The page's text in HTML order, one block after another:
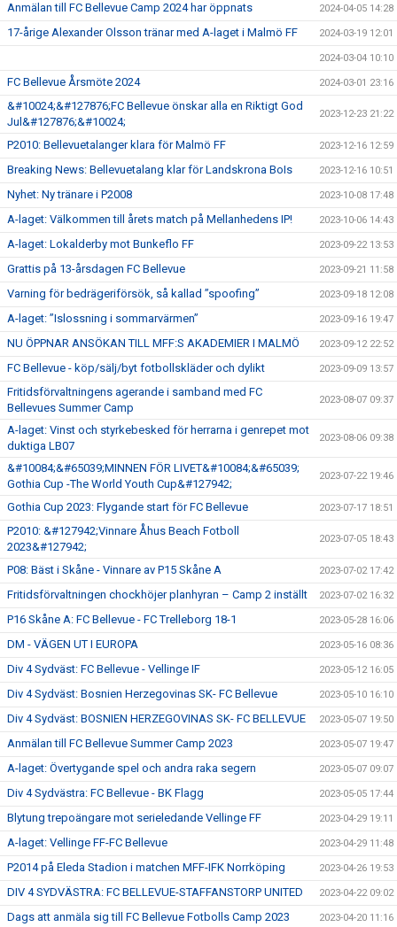
Anmälan till FC Bellevue Camp 2024 har öppnats 2024-04-05 14:28
17-årige Alexander Olsson tränar med A-laget i Malmö FF 2024-03-19 12:01
2024-03-04 10:10
FC Bellevue Årsmöte 2024 2024-03-01 23:16
&#10024;&#127876;FC Bellevue önskar alla en Riktigt God
Jul&#127876;&#10024;
2023-12-23 21:22
P2010: Bellevuetalanger klara för Malmö FF 2023-12-16 12:59
Breaking News: Bellevuetalang klar för Landskrona BoIs 2023-12-16 10:51
Nyhet: Ny tränare i P2008 2023-10-08 17:48
A-laget: Välkommen till årets match på Mellanhedens IP! 2023-10-06 14:43
A-laget: Lokalderby mot Bunkeflo FF 2023-09-22 13:53
Grattis på 13-årsdagen FC Bellevue 2023-09-21 11:58
Varning för bedrägeriförsök, så kallad ”spoofing” 2023-09-18 12:08
A-laget: ”Islossning i sommarvärmen” 2023-09-16 19:47
NU ÖPPNAR ANSÖKAN TILL MFF:S AKADEMIER I MALMÖ 2023-09-12 22:52
FC Bellevue - köp/sälj/byt fotbollskläder och dylikt 2023-09-09 13:57
Fritidsförvaltningens agerande i samband med FC
Bellevues Summer Camp
2023-08-07 09:37
A-laget: Vinst och styrkebesked för herrarna i genrepet mot
duktiga LB07
2023-08-06 09:38
&#10084;&#65039;MINNEN FÖR LIVET&#10084;&#65039;
Gothia Cup -The World Youth Cup&#127942;
2023-07-22 19:46
Gothia Cup 2023: Flygande start för FC Bellevue 2023-07-17 18:51
P2010: &#127942;Vinnare Åhus Beach Fotboll
2023&#127942;
2023-07-05 18:43
P08: Bäst i Skåne - Vinnare av P15 Skåne A 2023-07-02 17:42
Fritidsförvaltningen chockhöjer planhyran – Camp 2 inställt 2023-07-02 16:32
P16 Skåne A: FC Bellevue - FC Trelleborg 18-1 2023-05-28 16:06
DM - VÄGEN UT I EUROPA 2023-05-16 08:36
Div 4 Sydväst: FC Bellevue - Vellinge IF 2023-05-12 16:05
Div 4 Sydväst: Bosnien Herzegovinas SK- FC Bellevue 2023-05-10 16:10
Div 4 Sydväst: BOSNIEN HERZEGOVINAS SK- FC BELLEVUE 2023-05-07 19:50
Anmälan till FC Bellevue Summer Camp 2023 2023-05-07 19:47
A-laget: Övertygande spel och andra raka segern 2023-05-07 09:07
Div 4 Sydvästra: FC Bellevue - BK Flagg 2023-05-05 17:44
Blytung trepoängare mot serieledande Vellinge FF 2023-04-29 19:11
A-laget: Vellinge FF-FC Bellevue 2023-04-29 11:48
P2014 på Eleda Stadion i matchen MFF-IFK Norrköping 2023-04-26 19:53
DIV 4 SYDVÄSTRA: FC BELLEVUE-STAFFANSTORP UNITED 2023-04-22 09:02
Dags att anmäla sig till FC Bellevue Fotbolls Camp 2023 2023-04-20 11:16